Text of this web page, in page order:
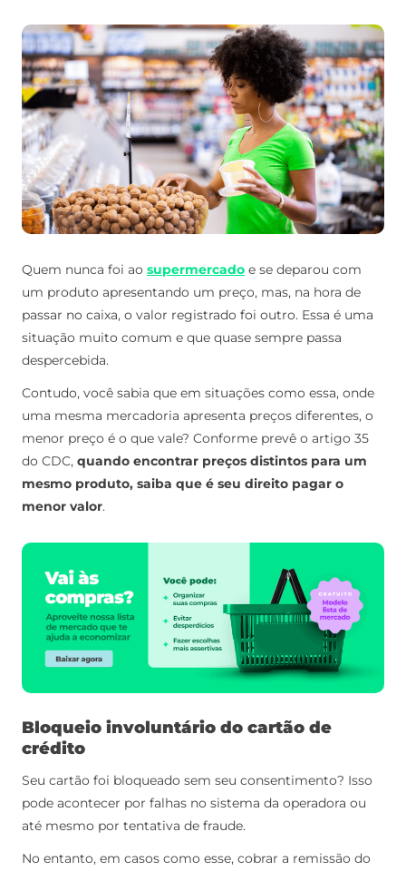
Quem nunca foi ao supermercado e se deparou com
um produto apresentando um preço, mas, na hora de
passar no caixa, o valor registrado foi outro. Essa é uma
situação muito comum e que quase sempre passa
despercebida.
Contudo, você sabia que em situações como essa, onde
uma mesma mercadoria apresenta preços diferentes, o
menor preço é o que vale? Conforme prevê o artigo 35
do CDC, quando encontrar preços distintos para um
mesmo produto, saiba que é seu direito pagar o
menor valor.
Bloqueio involuntário do cartão de
crédito
Seu cartão foi bloqueado sem seu consentimento? Isso
pode acontecer por falhas no sistema da operadora ou
até mesmo por tentativa de fraude.
No entanto, em casos como esse, cobrar a remissão do